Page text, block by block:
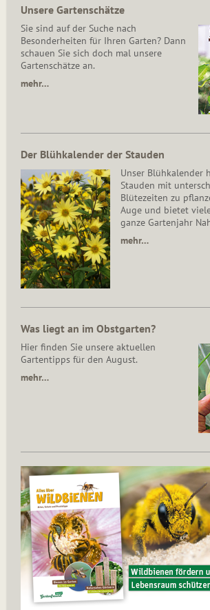
Unsere Gartenschätze
Sie sind auf der Suche nach
Besonderheiten für Ihren Garten? Dann
schauen Sie sich doch mal unsere
Gartenschätze an.
mehr…
Der Blühkalender der Stauden
Unser Blühkalender
Stauden mit
Blütezeiten zu
Auge und bietet
ganze Gartenjahr
mehr…
Was liegt an im Obstgarten?
Hier finden Sie unsere aktuellen
Gartentipps für den August.
mehr…